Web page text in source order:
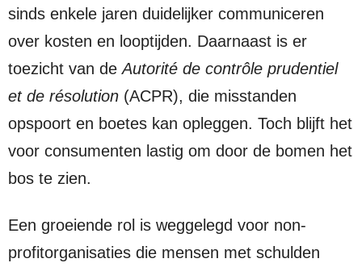
sinds enkele jaren duidelijker communiceren
over kosten en looptijden. Daarnaast is er
toezicht van deAutorité de contrôle prudentiel
et de résolution (ACPR), die misstanden
opspoort en boetes kan opleggen. Toch blijft het
voor consumenten lastig om door de bomen het
bos te zien.
Een groeiende rol is weggelegd voor non-
profitorganisaties die mensen met schulden